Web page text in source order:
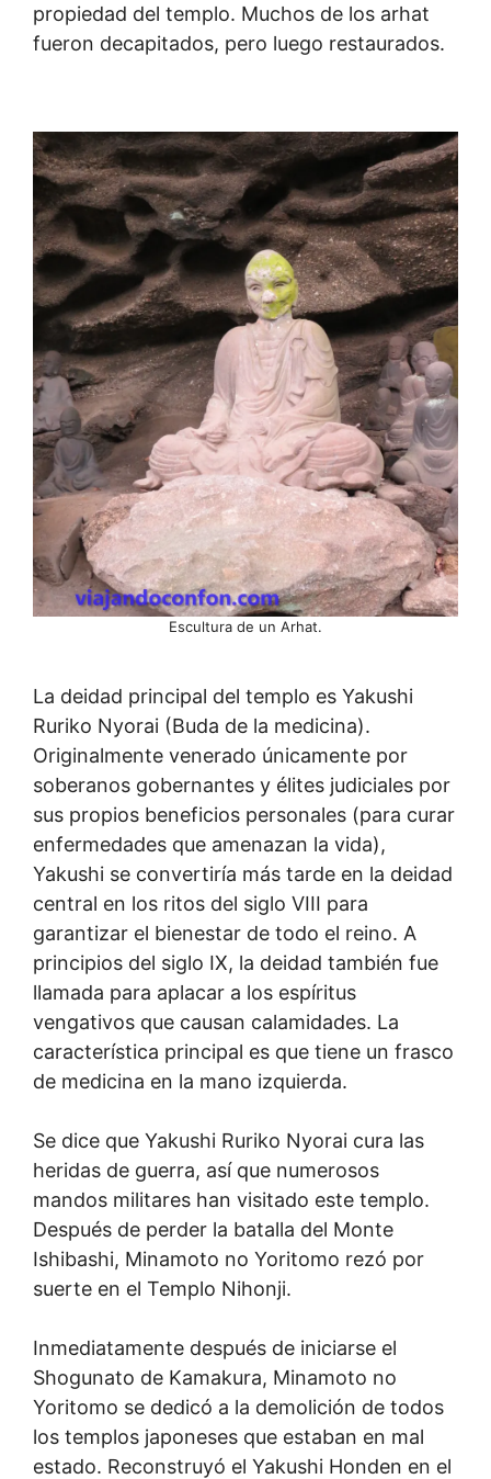
propiedad del templo. Muchos de los arhat
fueron decapitados, pero luego restaurados.
Escultura de un Arhat.
La deidad principal del templo es Yakushi
Ruriko Nyorai (Buda de la medicina).
Originalmente venerado únicamente por
soberanos gobernantes y élites judiciales por
sus propios beneficios personales (para curar
enfermedades que amenazan la vida),
Yakushi se convertiría más tarde en la deidad
central en los ritos del siglo VIII para
garantizar el bienestar de todo el reino. A
principios del siglo IX, la deidad también fue
llamada para aplacar a los espíritus
vengativos que causan calamidades. La
característica principal es que tiene un frasco
de medicina en la mano izquierda.
Se dice que Yakushi Ruriko Nyorai cura las
heridas de guerra, así que numerosos
mandos militares han visitado este templo.
Después de perder la batalla del Monte
Ishibashi, Minamoto no Yoritomo rezó por
suerte en el Templo Nihonji.
Inmediatamente después de iniciarse el
Shogunato de Kamakura, Minamoto no
Yoritomo se dedicó a la demolición de todos
los templos japoneses que estaban en mal
estado. Reconstruyó el Yakushi Honden en el